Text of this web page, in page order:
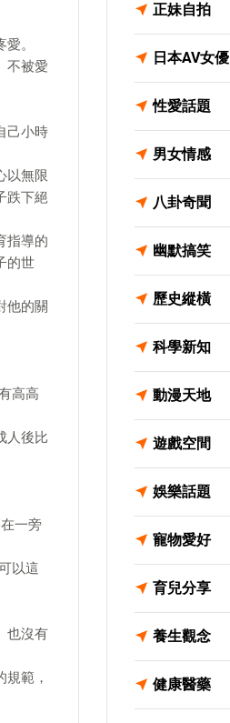
。
不被愛
己小時
以無限
跌下絕
指導的
的世
他的關
高高
人後比
一旁
以這
也沒有
範，
正妹自拍
日本AV女優
性愛話題
男女情感
八卦奇聞
幽默搞笑
歷史縱橫
科學新知
動漫天地
遊戲空間
娛樂話題
寵物愛好
育兒分享
養生觀念
健康醫藥